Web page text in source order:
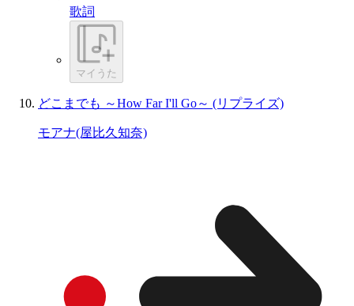
歌詞
マイうた
どこまでも ～How Far I'll Go～ (リプライズ)
モアナ(屋比久知奈)